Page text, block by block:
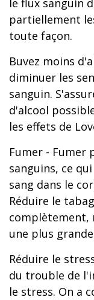
le flux sanguin
partiellement
toute façon.
Buvez moins
diminuer les
sanguin.
d'alcool
les effets de
Fumer - Fumer
sanguins, ce
sang dans le
Réduire le
complètement,
une plus
Réduire le
du trouble de
le stress. On a